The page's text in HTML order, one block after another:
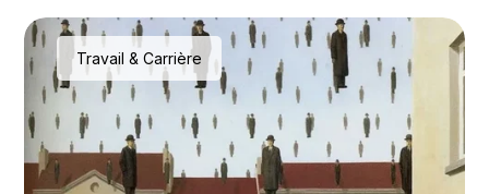
Travail & Carrière